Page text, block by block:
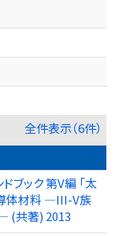
全件表示（6件）
ブック 第V編 「太
体材料 ―III-V族
(共著) 2013